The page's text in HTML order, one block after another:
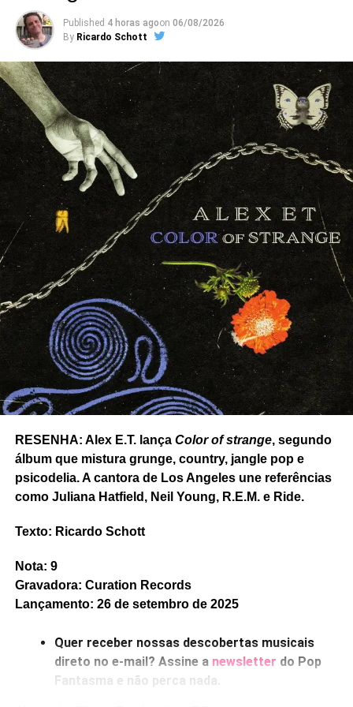
próprias reforma caseiras, ou as dos vizinhos.
Com recordações de city pop, soft rock, música de
elevador, karaokês e cenas de filmes com gente cantando
sozinha acompanhada de um synth, o Pianocoquetel é
uma festa pop sarcástica, que segue com a new-bossa de
Silêncio constrangedor, o soul lento deOlha só(que fala
do esforço para ser visto vivo “nesse velho funeral” cheio
de valores cagados e tempos desperdiçados), o samba-
lounge mágico deAno inteiro(essa, soando como uma
suposta parceria entre Arnaldo Baptista e Guilherme
Arantes) e a valsa tóxica de Taekwondo.
Ouvimos : ttoró – Isca(EP)
Nessa base, o Pianocoquetel acaba lembrando bandas
como Sparks, que unem melodias contemplativas e
observações ferinas, como no tédio mortal deVai levar
um tempo pra voltare na blues ballad de elevador
Castelo de roupas pelo chão
. MasQue coisaainda tem a
impagável
São Longuinho e os três pulinhos , rock
lascado à moda de Ty Segall – embora as mudanças de
setentista deBaixa manutenção, com Viridiana dividindo
os vocais. Tudo montado com muito cuidado nas
melodias.
Fantasma funcionando todo dia.
E se ainda não assinou, dá tempo:
newslettere receba nossos posts direto no e-
mail.
Published 4 horas agoon 06/08/2026
By Ricardo Schott
RESENHA: Alex E.T. lança Color of strange, segundo
álbum que mistura grunge, country, jangle pop e
psicodelia. A cantora de Los Angeles une referências
como Juliana Hatfield, Neil Young, R.E.M. e Ride.
Texto: Ricardo Schott
Nota: 9
Gravadora: Curation Records
Lançamento: 26 de setembro de 2025
Quer receber nossas descobertas musicais
direto no e-mail? Assine a newsletter do Pop
Fantasma e não perca nada.